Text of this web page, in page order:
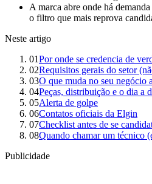
A marca abre onde há
o filtro que mais reprova
Neste artigo
01Por onde se credencia de
02Requisitos gerais do setor
03O que muda no seu negócio
04Peças, distribuição e o dia a
05Alerta de golpe
06Contatos oficiais da Elgin
07Checklist antes de se
08Quando chamar um técnico
Publicidade